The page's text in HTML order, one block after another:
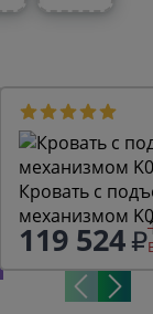
Кровать с
механизмом
119 524